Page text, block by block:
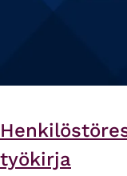
työkirja